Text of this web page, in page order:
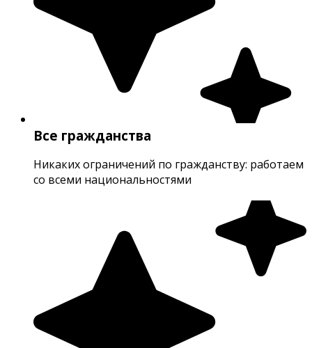
Все гражданства
Никаких ограничений по гражданству: работаем
со всеми национальностями